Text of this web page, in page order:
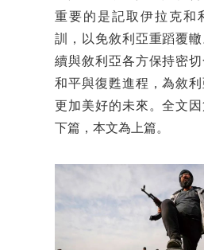
重要的是記取伊拉克和
訓，以免敘利亞重蹈覆
續與敘利亞各方保持密
和平與復甦進程，為敘
更加美好的未來。全文
下篇，本文為上篇。